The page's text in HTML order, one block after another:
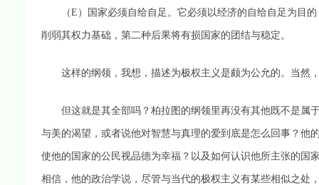
（E）国家必须自给自足。它必须以经济的自给自足为目的
削弱其权力基础，第二种后果将有损国家的团结与稳定。
这样的纲领，我想，描述为极权主义是颇为公允的。当然
但这就是其全部吗？柏拉图的纲领里再没有其他既不是属
与美的渴望，或者说他对智慧与真理的爱到底是怎么回事？他
使他的国家的公民视品德为幸福？以及如何认识他所主张的国
相信，他的政治学说，尽管与当代的极权主义有某些相似之处